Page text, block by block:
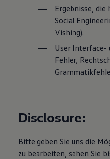
Ergebnisse, die
Social
Vishing).
User Interface-
Fehler,
Disclosure:
Bitte geben Sie uns die
zu bearbeiten, sehen Sie